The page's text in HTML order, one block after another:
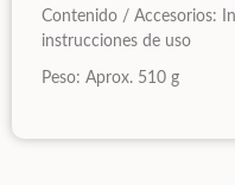
Contenido / Accesorios:
instrucciones de uso
Peso: Aprox. 510 g